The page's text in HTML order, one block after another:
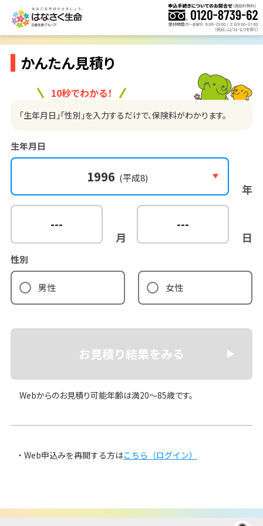
かんたん見積り
10秒でわかる！
「生年月日」「性別」を入力するだけで、保険料がわかります。
生年月日
1996 (平成8)
年
---
月
---
日
性別
男性 女性
お見積り結果をみる
Webからのお見積り可能年齢は満20〜85歳です。
Web申込みを再開する方はこちら（ログイン）